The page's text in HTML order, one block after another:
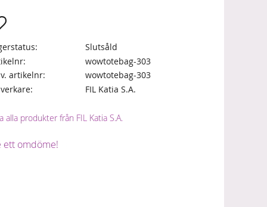
Lägg till i favoriter
Slutsåld
wowtotebag-303
artikelnr
wowtotebag-303
FIL Katia S.A.
alla produkter från FIL Katia S.A.
ett omdöme!